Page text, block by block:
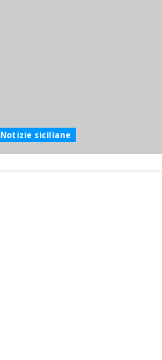
Notizie siciliane